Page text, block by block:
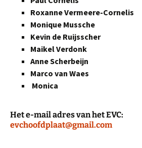
Roxanne Vermeere-Cornelis
Monique Mussche
Kevin de Ruijsscher
Maikel Verdonk
Anne Scherbeijn
Marco van Waes
Monica
Het e-mail adres van het EVC:
evchoofdplaat@gmail.com